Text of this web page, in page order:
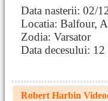
Data nasterii: 02/
Locatia: Balfour,
Zodia: Varsator
Data decesului:
Robert Harbin